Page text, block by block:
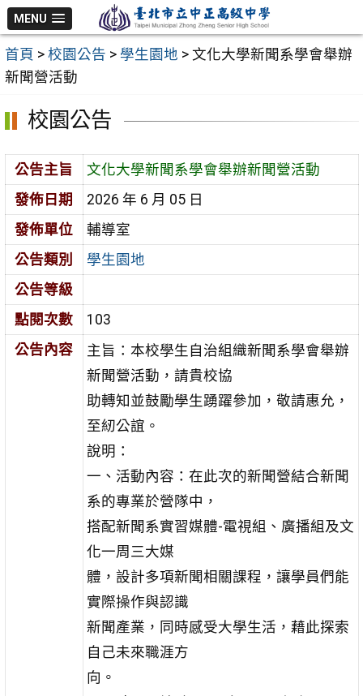
跳
至
主
要
MENU
首頁 > 校園公告 > 學生園地 > 文化大學新聞系學會舉辦
新聞營活動
校園公告
公告主旨
文化大學新聞系學會舉辦新聞營活動
發佈日期
2026 年 6 月 05 日
發佈單位
輔導室
公告類別
學生園地
公告等級
點閱次數
103
公告內容
主旨：本校學生自治組織新聞系學會舉辦
新聞營活動，請貴校協
助轉知並鼓勵學生踴躍參加，敬請惠允，
至紉公誼。
說明：
一、活動內容：在此次的新聞營結合新聞
系的專業於營隊中，
搭配新聞系實習媒體-電視組、廣播組及文
化一周三大媒
體，設計多項新聞相關課程，讓學員們能
實際操作與認識
新聞產業，同時感受大學生活，藉此探索
自己未來職涯方
向。